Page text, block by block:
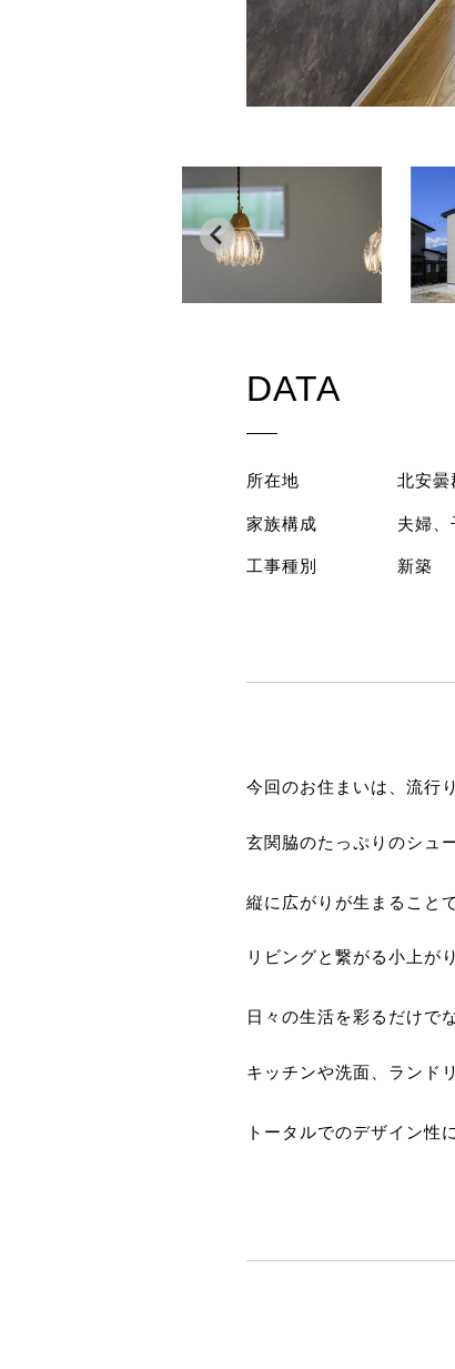
DATA
所在地 北安曇
家族構成 夫婦、
工事種別 新築
今回のお住まいは、流行
玄関脇のたっぷりのシュ
縦に広がりが生まること
リビングと繋がる小上が
日々の生活を彩るだけで
キッチンや洗面、ランド
トータルでのデザイン性